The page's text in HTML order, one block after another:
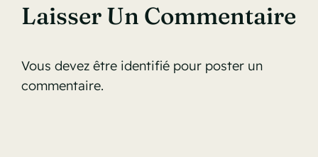
Laisser Un Commentaire
Vous devez être identifié pour poster un
commentaire.